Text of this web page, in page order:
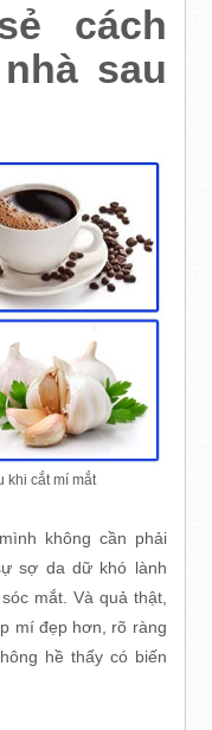
cách
sau
khi cắt mí mắt
không cần phải
sợ da dữ khó lành
mắt. Và quả thật,
mí đẹp hơn, rõ ràng
hề thấy có biến